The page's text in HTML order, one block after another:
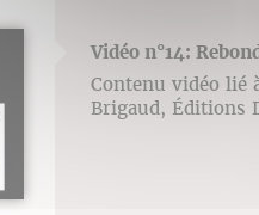
Vidéo n°14:
Contenu vidéo lié
Brigaud, Éditions